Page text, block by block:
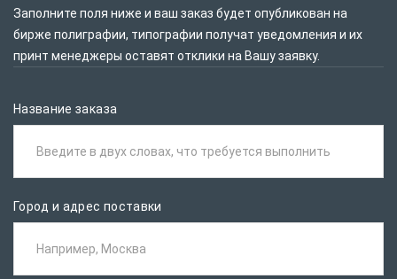
Заполните поля ниже и ваш заказ будет опубликован на
бирже полиграфии, типографии получат уведомления и их
принт менеджеры оставят отклики на Вашу заявку.
Название заказа
Введите в двух словах, что требуется выполнить
Город и адрес поставки
Например, Москва